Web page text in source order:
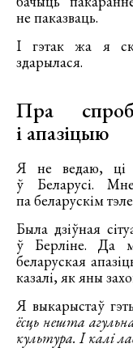
не паказваць.
І гэтак жа я
здарылася.
Пра
і апазіцыю
Я не ведаю, ці
ў Беларусі.
па беларускім
Была дзіўная
ў Берліне. Да
беларуская
казалі, як яны
Я выкарыстаў
ёсць нешта
культура. І калі